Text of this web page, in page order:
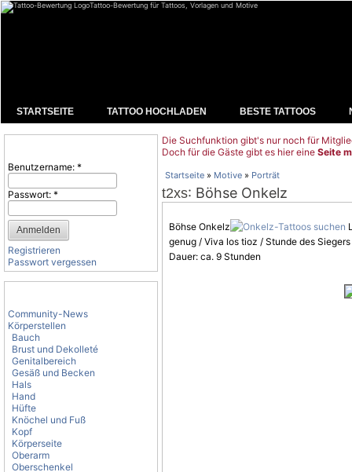
Tattoo-Bewertung für Tattoos, Vorlagen und Motive
STARTSEITE TATTOO HOCHLADEN BESTE TATTOOS
Benutzername: *
Passwort: *
Registrieren
Passwort vergessen
Community-News
Körperstellen
Bauch
Brust und Dekolleté
Genitalbereich
Gesäß und Becken
Hals
Hand
Hüfte
Knöchel und Fuß
Kopf
Körperseite
Oberarm
Oberschenkel
Die Suchfunktion gibt's nur noch für
Doch für die Gäste gibt es hier eine Seite
Startseite » Motive » Porträt
t2xs: Böhse Onkelz
Böhse Onkelz
genug / Viva los tioz / Stunde des Siegers
Dauer: ca. 9 Stunden